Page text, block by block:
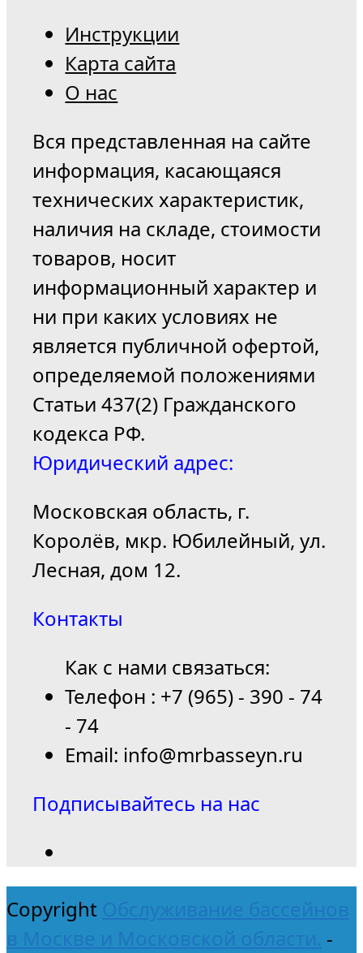
Инструкции
Карта сайта
О нас
Вся представленная на сайте
информация, касающаяся
технических характеристик,
наличия на складе, стоимости
товаров, носит
информационный характер и
ни при каких условиях не
является публичной офертой,
определяемой положениями
Статьи 437(2) Гражданского
кодекса РФ.
Юридический адрес:
Московская область, г.
Королёв, мкр. Юбилейный, ул.
Лесная, дом 12.
Контакты
Как с нами связаться:
Телефон : +7 (965) - 390 - 74
- 74
Email: info@mrbasseyn.ru
Подписывайтесь на нас
Copyright Обслуживание бассейнов
в Москве и Московской области. -